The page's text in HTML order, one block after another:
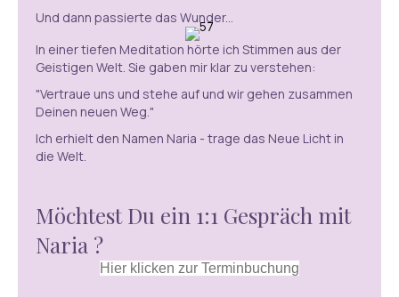
Und dann passierte das Wunder...
In einer tiefen Meditation hörte ich Stimmen aus der
Geistigen Welt. Sie gaben mir klar zu verstehen:
"Vertraue uns und stehe auf und wir gehen zusammen
Deinen neuen Weg."
Ich erhielt den Namen Naria - trage das Neue Licht in
die Welt.
Möchtest Du ein 1:1 Gespräch mit
Naria ?
Hier klicken zur Terminbuchung